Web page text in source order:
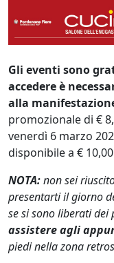
Gli eventi sono
accedere è
alla
promozionale di €
venerdì 6 marzo
disponibile a €
NOTA:non sei
presentarti il giorno
se si sono liberati dei
assistere agli
piedi nella zona